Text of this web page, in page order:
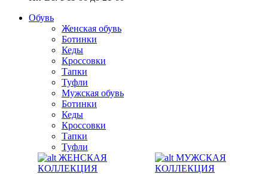
Обувь
Женская обувь
Ботинки
Кеды
Кроссовки
Тапки
Туфли
Мужская обувь
Ботинки
Кеды
Кроссовки
Тапки
Туфли
ЖЕНСКАЯ
КОЛЛЕКЦИЯ
МУЖСКАЯ
КОЛЛЕКЦИЯ